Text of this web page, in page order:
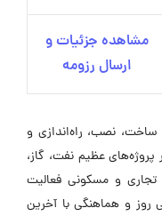
مشاهده جزئیات و
ارسال رزومه
نصب، راه‌اندازی و
عظیم نفت، گاز،
تجاری و مسکونی فعالیت
روز و هماهنگی با آخرین